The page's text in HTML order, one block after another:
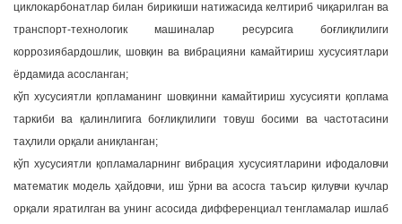
циклокарбонатлар билан бирикиши натижасида келтириб чиқарилган ва
транспорт-технологик машиналар ресурсига боғлиқлилиги
коррозиябардошлик, шовқин ва вибрацияни камайтириш хусусиятлари
ёрдамида асосланган;
кўп хусусиятли қопламанинг шовқинни камайтириш хусусияти қоплама
таркиби ва қалинлигига боғлиқлилиги товуш босими ва частотасини
таҳлили орқали аниқланган;
кўп хусусиятли қопламаларнинг вибрация хусусиятларини ифодаловчи
математик модель ҳайдовчи, иш ўрни ва асосга таъсир қилувчи кучлар
орқали яратилган ва унинг асосида дифференциал тенгламалар ишлаб